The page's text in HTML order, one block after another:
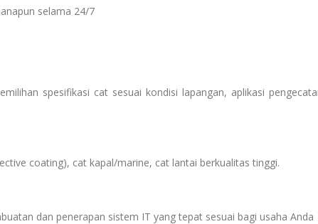
selama 24/7
spesifikasi cat sesuai kondisi lapangan, aplikasi
coating), cat kapal/marine, cat lantai berkualitas tinggi.
dan penerapan sistem IT yang tepat sesuai bagi usaha Anda